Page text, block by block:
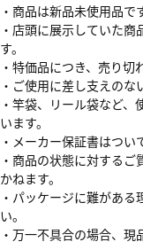
・商品は新品未使用品で
・店頭に展示していた
す。
・特価品につき、売り切
・ご使用に差し支えのな
・竿袋、リール袋など
います。
・メーカー保証書はつい
・商品の状態に対する
かねます。
・パッケージに難があ
い。
・万一不具合の場合、